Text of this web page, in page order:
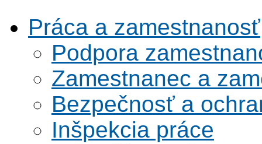
Práca a zamestnanosť
Podpora
Zamestnanec a
Bezpečnosť a
Inšpekcia práce